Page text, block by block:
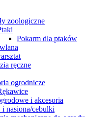
zoologiczne
Pokarm dla ptaków
ręczne
ogrodnicze
i akcesoria
nasiona/cebulki